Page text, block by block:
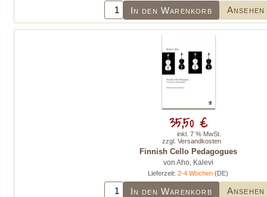
In den Warenkorb Ansehen
Finnish Cello Pedagogues
von Aho, Kalevi
Lieferzeit:2-4 Wochen (DE)
In den Warenkorb Ansehen
35,50 €
inkl. 7 % MwSt.
zzgl. Versandkosten